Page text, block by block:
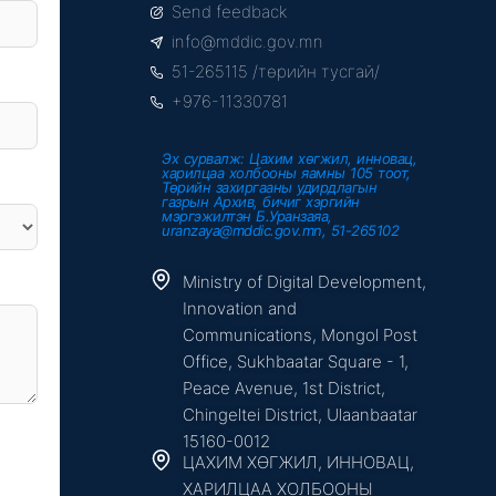
b
o
t
r
u
e
Send feedback
info@mddic.gov.mn
51-265115 /төрийн тусгай/
+976-11330781
Эх сурвалж: Цахим хөгжил, инновац,
харилцаа холбооны яамны 105 тоот,
Төрийн захиргааны удирдлагын
газрын Архив, бичиг хэргийн
мэргэжилтэн Б.Уранзаяа,
uranzaya@mddic.gov.mn, 51-265102
Ministry of Digital Development,
Innovation and
Communications, Mongol Post
Office, Sukhbaatar Square - 1,
Peace Avenue, 1st District,
Chingeltei District, Ulaanbaatar
15160-0012
ЦАХИМ ХӨГЖИЛ, ИННОВАЦ,
ХАРИЛЦАА ХОЛБООНЫ